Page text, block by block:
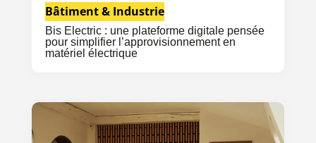
Bis Electric : une plateforme digitale pensée
pour simplifier l’approvisionnement en
matériel électrique
Bâtiment & Industrie